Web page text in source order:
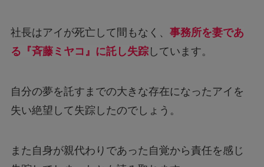
社長はアイが死亡して間もなく、 事務所を妻であ
る『斉藤ミヤコ』に託し失踪しています。
自分の夢を託すまでの大きな存在になったアイを
失い絶望して失踪したのでしょう。
また自身が親代わりであった自覚から責任を感じ